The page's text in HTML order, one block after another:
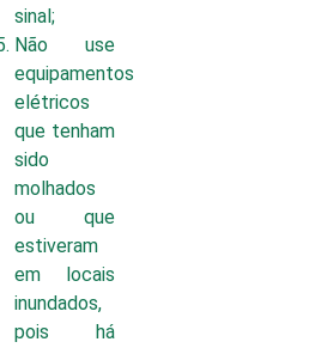
sinal;
Não use
equipamentos
elétricos
que tenham
sido
molhados
ou que
estiveram
em locais
inundados,
pois há